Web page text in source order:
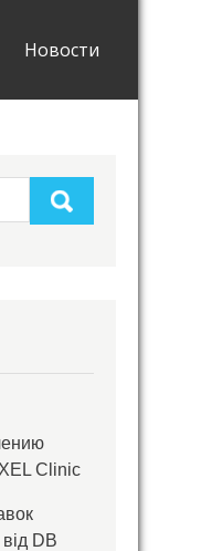
Новости
Clinic
DB